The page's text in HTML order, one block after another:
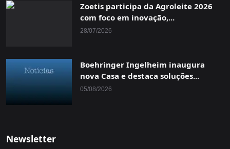
Zoetis participa da Agroleite 2026
com foco em inovação,...
28/07/2026
Boehringer Ingelheim inaugura
nova Casa e destaca soluções...
05/08/2026
Newsletter